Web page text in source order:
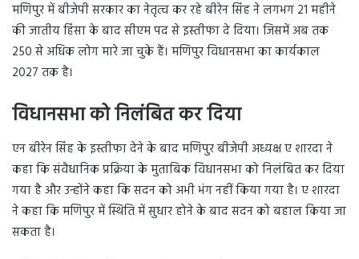
मणिपुर में बीजेपी सरकार का नेतृत्व कर रहे बीरेन सिंह ने लगभग 21 महीने
की जातीय हिंसा के बाद सीएम पद से इस्तीफा दे दिया। जिसमें अब तक
250 से अधिक लोग मारे जा चुके हैं। मणिपुर विधानसभा का कार्यकाल
2027 तक है।
विधानसभा को निलंबित कर दिया
एन बीरेन सिंह के इस्तीफा देने के बाद मणिपुर बीजेपी अध्यक्ष ए शारदा ने
कहा कि संवैधानिक प्रक्रिया के मुताबिक विधानसभा को निलंबित कर दिया
गया है और उन्होंने कहा कि सदन को अभी भंग नहीं किया गया है। ए शारदा
ने कहा कि मणिपुर में स्थिति में सुधार होने के बाद सदन को बहाल किया जा
सकता है।